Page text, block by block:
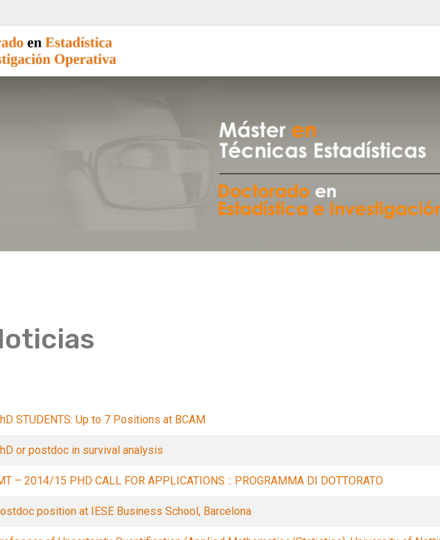
STUDENTS: Up to 7 Positions at BCAM
or postdoc in survival analysis
– 2014/15 PHD CALL FOR APPLICATIONS :: PROGRAMMA DI DOTTORATO
position at IESE Business School, Barcelona